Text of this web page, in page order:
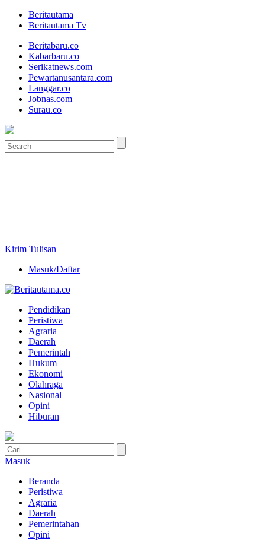
Beritautama
Beritautama Tv
Beritabaru.co
Kabarbaru.co
Serikatnews.com
Pewartanusantara.com
Langgar.co
Jobnas.com
Surau.co
Kirim Tulisan
Masuk/Daftar
Pendidikan
Peristiwa
Agraria
Daerah
Pemerintah
Hukum
Ekonomi
Olahraga
Nasional
Opini
Hiburan
Masuk
Beranda
Peristiwa
Agraria
Daerah
Pemerintahan
Opini